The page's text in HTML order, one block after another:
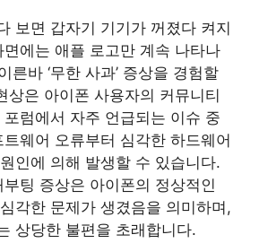
보면 갑자기 기기가 꺼졌다 켜지
에는 애플 로고만 계속 나타나
른바 ‘무한 사과’ 증상을 경험할
상은 아이폰 사용자의 커뮤니티
럼에서 자주 언급되는 이슈 중
웨어 오류부터 심각한 하드웨어
인에 의해 발생할 수 있습니다.
팅 증상은 아이폰의 정상적인
각한 문제가 생겼음을 의미하며,
상당한 불편을 초래합니다.